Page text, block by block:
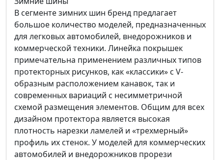
В сегменте зимних шин бренд предлагает
большое количество моделей, предназначенных
для легковых автомобилей, внедорожников и
коммерческой техники. Линейка покрышек
примечательна применением различных типов
протекторных рисунков, как «классики» с V-
образным расположением канавок, так и
современных вариаций с несимметричной
схемой размещения элементов. Общим для всех
дизайном протектора является высокая
плотность нарезки ламелей и «трехмерный»
профиль их стенок. У моделей для коммерческих
автомобилей и внедорожников прорези